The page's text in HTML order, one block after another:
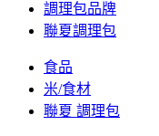
調理包品牌
聯夏調理包
食品
米/食材
聯夏 調理包